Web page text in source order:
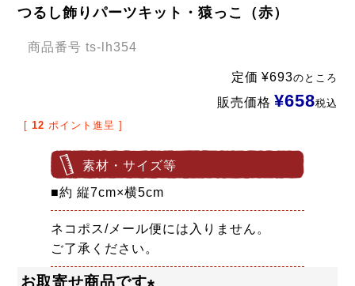
つるし飾りパーツキット・猿っこ（赤）
商品番号 ts-lh354
定価 ¥693のところ
販売価格 ¥658税込
[ 12 ポイント進呈 ]
素材・サイズ等
■約 縦7cm×横5cm
ネコポス/メール便には入りません。
ご了承ください。
お取寄せ商品です